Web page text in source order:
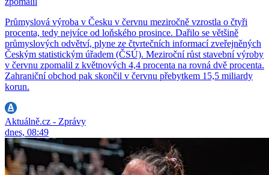
Průmyslová výroba v Česku v červnu meziročně vzrostla o čtyři
procenta, tedy nejvíce od loňského prosince. Dařilo se většině
průmyslových odvětví, plyne ze čtvrtečních informací zveřejněných
Českým statistickým úřadem (ČSÚ). Meziroční růst stavební výroby
v červnu zpomalil z květnových 4,4 procenta na rovná dvě procenta.
Zahraniční obchod pak skončil v červnu přebytkem 15,5 miliardy
korun.
Aktuálně.cz - Zprávy
dnes, 08:49